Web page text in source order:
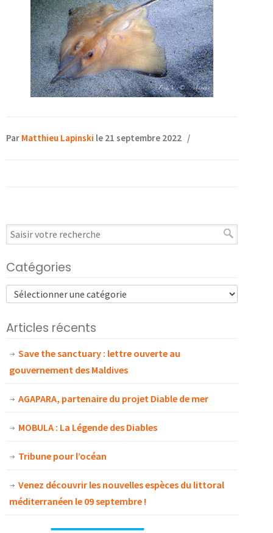
Par Matthieu Lapinski le 21 septembre 2022 /
Catégories
Articles récents
Save the sanctuary : lettre ouverte au
gouvernement des Maldives
AGAPARA, partenaire du projet Diable de mer
MOBULA : La Légende des Diables
Tribune pour l’océan
Venez découvrir les nouvelles espèces du littoral
méditerranéen le 09 septembre !